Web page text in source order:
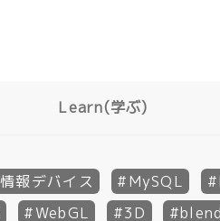
Learn(学ぶ)
情報デバイス MySQL
WebGL 3D